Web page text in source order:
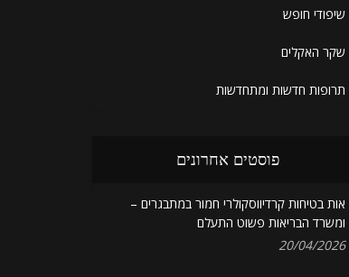
שיפודי חופש
שקר האקלים
תרופות חדשות ומתחדשות
פוסטים אחרונים
אות בטיחות קרדיווסקולרי חמור במתבגרים –
ומשרד הבריאות פשוט התעלם
20/04/2026